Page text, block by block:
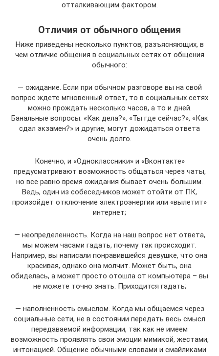
отталкивающим фактором.
Отличия от обычного общения
Ниже приведены несколько пунктов, разъясняющих, в
чем отличие общения в социальных сетях от общения
обычного:
— ожидание. Если при обычном разговоре вы на свой
вопрос ждете мгновенный ответ, то в социальных сетях
можно прождать несколько часов, а то и дней.
Банальные вопросы: «Как дела?», «Ты где сейчас?», «Как
сдал экзамен?» и другие, могут дожидаться ответа
очень долго.
Конечно, и «Одноклассники» и «Вконтакте»
предусматривают возможность общаться через чаты,
но все равно время ожидания бывает очень большим.
Ведь, один из собеседников может отойти от ПК,
произойдет отключение электроэнергии или «вылетит»
интернет;
— неопределенность. Когда на наш вопрос нет ответа,
мы можем часами гадать, почему так происходит.
Например, вы написали понравившейся девушке, что она
красивая, однако она молчит. Может быть, она
обиделась, а может просто отошла от компьютера – вы
не можете точно знать. Приходится гадать;
— наполненность смыслом. Когда мы общаемся через
социальные сети, не в состоянии передать весь смысл
передаваемой информации, так как не имеем
возможность проявлять свои эмоции мимикой, жестами,
интонацией. Общение обычными словами и смайликами